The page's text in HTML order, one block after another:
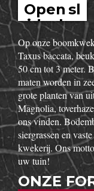
Open sl
idesho
w
Op onze
Taxus baccata,
50 cm tot 3 meter.
maten worden in
grote planten van
Magnolia,
ons vinden.
siergrassen en
kwekerij. Ons
uw tuin!
ONZE